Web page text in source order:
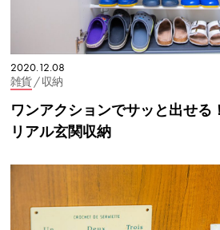
2020.12.08
雑貨/ 収納
ワンアクションでサッと出せる
リアル玄関収納